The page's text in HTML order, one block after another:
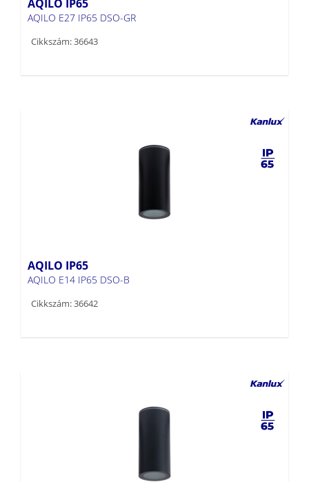
AQILO IP65
AQILO E27 IP65 DSO-GR
Cikkszám: 36643
AQILO IP65
AQILO E14 IP65 DSO-B
Cikkszám: 36642